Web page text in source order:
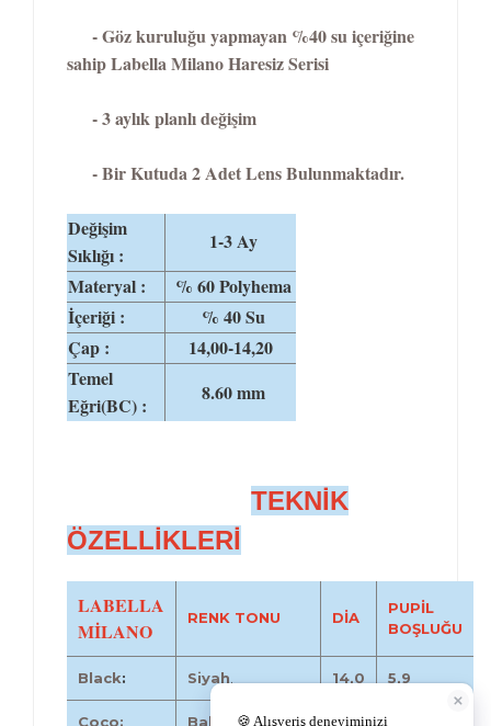
- Göz kuruluğu yapmayan %40 su içeriğine
sahip Labella Milano Haresiz Serisi
- 3 aylık planlı değişim
- Bir Kutuda 2 Adet Lens Bulunmaktadır.
Değişim
Sıklığı :
1-3 Ay
Materyal :
% 60 Polyhema
İçeriği :
% 40 Su
Çap :
14,00-14,20
Temel
Eğri(BC) :
8.60 mm
TEKNİK
ÖZELLİKLERİ
LABELLA
MİLANO
RENK TONU DİA
PUPİL
BOŞLUĞU
Black: Siyah 14,0 5,9
Coco: Bal ela. 14,2